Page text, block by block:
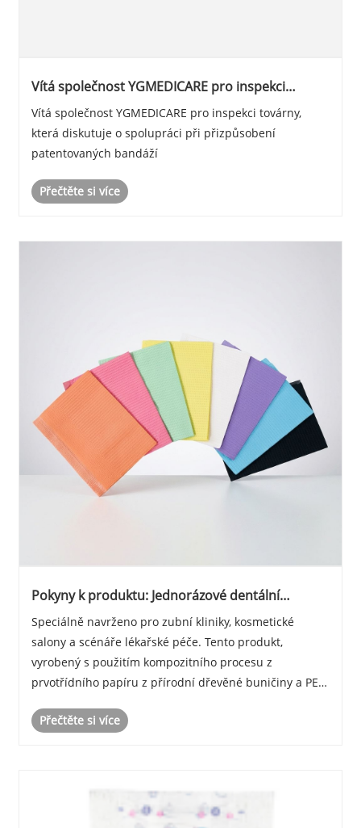
Vítá společnost YGMEDICARE pro inspekci
přizpůsobení patentovaných bandáží
Vítá společnost YGMEDICARE pro inspekci továrny,
která diskutuje o spolupráci při přizpůsobení
patentovaných bandáží
Přečtěte si více
Pokyny k produktu: Jednorázové dentální
Speciálně navrženo pro zubní kliniky, kosmetické
salony a scénáře lékařské péče. Tento produkt,
vyrobený s použitím kompozitního procesu z
prvotřídního papíru z přírodní dřevěné buničiny a PE
nepropustnou ochranou a měkkou texturou šetrnou k
Přečtěte si více